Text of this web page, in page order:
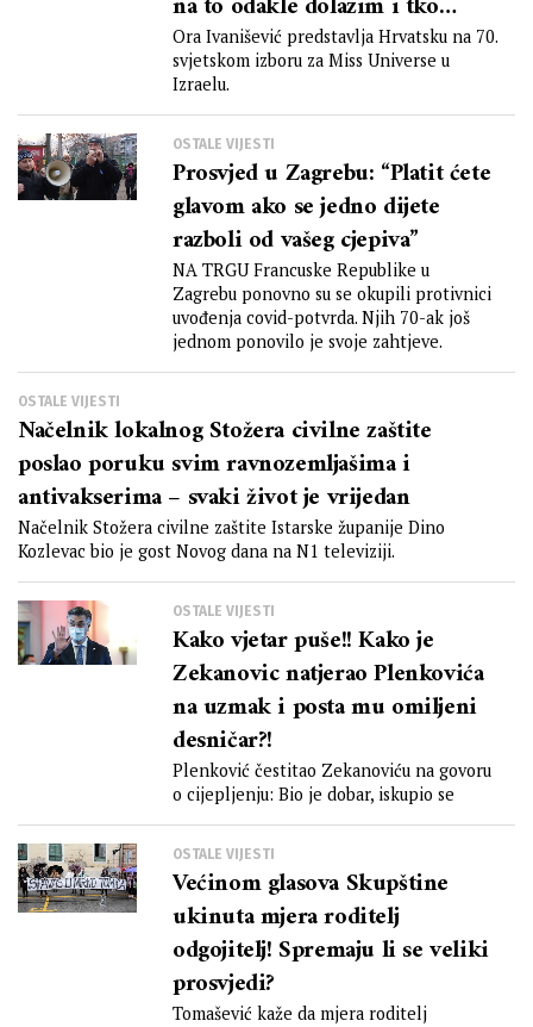
želim biti’
Ora Ivanišević predstavlja Hrvatsku na 70.
svjetskom izboru za Miss Universe u
Izraelu.
OSTALE VIJESTI
Prosvjed u Zagrebu: “Platit ćete
glavom ako se jedno dijete
razboli od vašeg cjepiva”
NA TRGU Francuske Republike u
Zagrebu ponovno su se okupili protivnici
uvođenja covid-potvrda. Njih 70-ak još
jednom ponovilo je svoje zahtjeve.
OSTALE VIJESTI
Načelnik lokalnog Stožera civilne zaštite
poslao poruku svim ravnozemljašima i
antivakserima – svaki život je vrijedan
Načelnik Stožera civilne zaštite Istarske županije Dino
Kozlevac bio je gost Novog dana na N1 televiziji.
OSTALE VIJESTI
Kako vjetar puše!! Kako je
Zekanovic natjerao Plenkovića
na uzmak i posta mu omiljeni
desničar?!
Plenković čestitao Zekanoviću na govoru
o cijepljenju: Bio je dobar, iskupio se
OSTALE VIJESTI
Većinom glasova Skupštine
ukinuta mjera roditelj
odgojitelj! Spremaju li se veliki
prosvjedi?
Tomašević kaže da mjera roditelj